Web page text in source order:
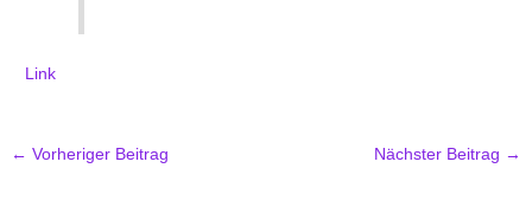
Link
← Vorheriger Beitrag Nächster Beitrag →